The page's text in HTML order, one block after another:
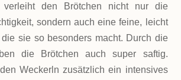
verleiht den Brötchen nicht nur die
sondern auch eine feine, leicht
sie so besonders macht. Durch die
die Brötchen auch super saftig.
Weckerln zusätzlich ein intensives